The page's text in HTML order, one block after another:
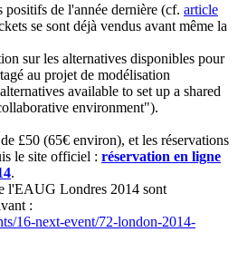
positifs de l'année dernière (cf. article
se sont déjà vendus avant même la
sur les alternatives disponibles pour
au projet de modélisation
available to set up a shared
environment").
£50 (65€ environ), et les réservations
le site officiel : réservation en ligne
.
l'EAUG Londres 2014 sont
:
16-next-event/72-london-2014-